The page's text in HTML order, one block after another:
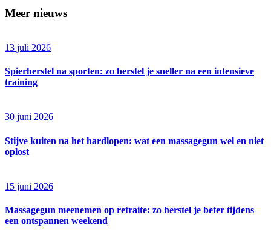
Meer nieuws
13 juli 2026
Spierherstel na sporten: zo herstel je sneller na een intensieve
training
30 juni 2026
Stijve kuiten na het hardlopen: wat een massagegun wel en niet
oplost
15 juni 2026
Massagegun meenemen op retraite: zo herstel je beter tijdens
een ontspannen weekend